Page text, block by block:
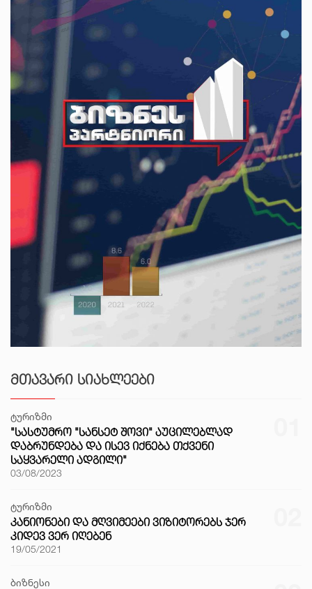
ᲛᲗᲐᲕᲐᲠᲘ ᲡᲘᲐᲮᲚᲔᲔᲑᲘ
ტურიზმი
"ᲡᲐᲡᲢᲣᲛᲠᲝ "ᲡᲐᲜᲡᲔᲢ ᲨᲝᲕᲘ" ᲐᲣᲪᲘᲚᲔᲑᲚᲐᲓ
ᲓᲐᲑᲠᲣᲜᲓᲔᲑᲐ ᲓᲐ ᲘᲡᲔᲕ ᲘᲥᲜᲔᲑᲐ ᲗᲥᲕᲔᲜᲘ
ᲡᲐᲧᲕᲐᲠᲔᲚᲘ ᲐᲓᲒᲘᲚᲘ"
03/08/2023
ტურიზმი
ᲙᲐᲜᲘᲝᲜᲔᲑᲘ ᲓᲐ ᲛᲦᲕᲘᲛᲔᲔᲑᲘ ᲕᲘᲖᲘᲢᲝᲠᲔᲑᲡ ᲯᲔᲠ
ᲙᲘᲓᲔᲕ ᲕᲔᲠ ᲘᲦᲔᲑᲔᲜ
19/05/2021
ბიზნესი